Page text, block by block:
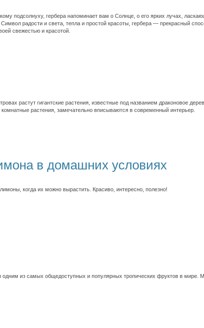
подсолнуху, гербера напоминает вам о Солнце, о его ярких лучах,
радости и света, тепла и простой красоты, гербера — прекрасный
свежестью и красотой.
растут гигантские растения, известные под названием драконовое
растения, замечательно вписываются в современный интерьер.
в домашних условиях
когда их можно вырастить. Красиво, интересно, полезно!
одним из самых общедоступных и популярных тропических фруктов в мире.